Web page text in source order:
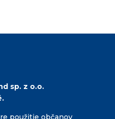
sp. z o.o.
použitie občanov